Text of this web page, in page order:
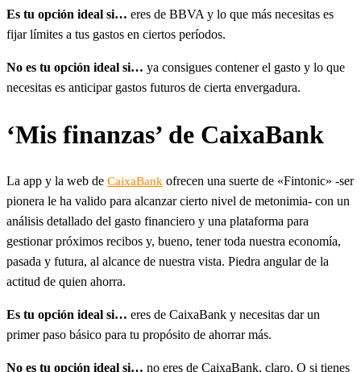
Es tu opción ideal si… eres de BBVA y lo que más necesitas es
fijar límites a tus gastos en ciertos períodos.
No es tu opción ideal si… ya consigues contener el gasto y lo que
necesitas es anticipar gastos futuros de cierta envergadura.
‘Mis finanzas’ de CaixaBank
La app y la web de CaixaBank ofrecen una suerte de «Fintonic» -ser
pionera le ha valido para alcanzar cierto nivel de metonimia- con un
análisis detallado del gasto financiero y una plataforma para
gestionar próximos recibos y, bueno, tener toda nuestra economía,
pasada y futura, al alcance de nuestra vista. Piedra angular de la
actitud de quien ahorra.
Es tu opción ideal si… eres de CaixaBank y necesitas dar un
primer paso básico para tu propósito de ahorrar más.
No es tu opción ideal si… no eres de CaixaBank, claro. O si tienes